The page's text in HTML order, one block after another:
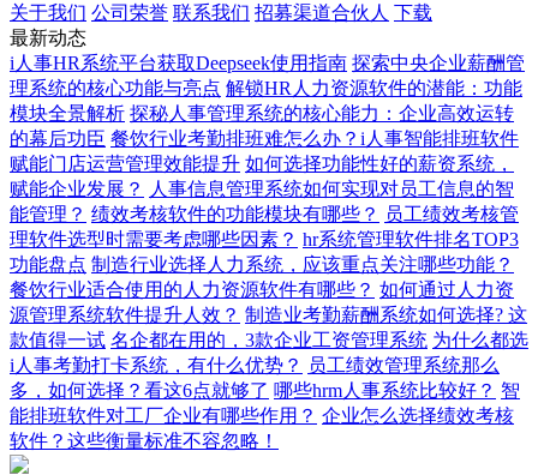
关于我们 公司荣誉 联系我们 招募渠道合伙人 下载
最新动态
i人事HR系统平台获取Deepseek使用指南 探索中央企业薪酬管
理系统的核心功能与亮点 解锁HR人力资源软件的潜能：功能
模块全景解析 探秘人事管理系统的核心能力：企业高效运转
的幕后功臣 餐饮行业考勤排班难怎么办？i人事智能排班软件
赋能门店运营管理效能提升 如何选择功能性好的薪资系统，
赋能企业发展？
人事信息管理系统如何实现对员工信息的智
能管理？ 绩效考核软件的功能模块有哪些？
员工绩效考核管
理软件选型时需要考虑哪些因素？ hr系统管理软件排名TOP3
功能盘点 制造行业选择人力系统，应该重点关注哪些功能？
餐饮行业适合使用的人力资源软件有哪些？ 如何通过人力资
源管理系统软件提升人效？ 制造业考勤薪酬系统如何选择? 这
款值得一试 名企都在用的，3款企业工资管理系统 为什么都选
i人事考勤打卡系统，有什么优势？
员工绩效管理系统那么
多，如何选择？看这6点就够了 哪些hrm人事系统比较好？ 智
能排班软件对工厂企业有哪些作用？ 企业怎么选择绩效考核
软件？这些衡量标准不容忽略！